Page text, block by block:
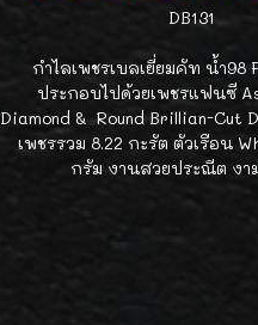
DB131
กำไลเพชรเบลเยี่ยมคัท น้ำ98
ประกอบไปด้วยเพชรแฟนซี
Diamond & Round Brillian-Cut
เพชรรวม 8.22 กะรัต ตัวเรือน
กรัม งานสวยประณีต งา